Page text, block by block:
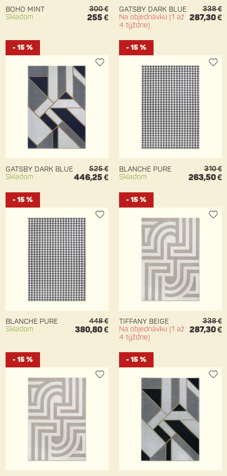
BOHO MINT
Skladom
300 €
255 €
GATSBY DARK BLUE
Na objednávku (1 až
4 týždne)
338 €
287,30 €
- 15 %
GATSBY DARK BLUE
Skladom
525 €
446,25 €
- 15 %
BLANCHE PURE
Skladom
310 €
263,50 €
- 15 %
BLANCHE PURE
Skladom
448 €
380,80 €
- 15 %
TIFFANY BEIGE
Na objednávku (1 až
4 týždne)
338 €
287,30 €
- 15 % - 15 %